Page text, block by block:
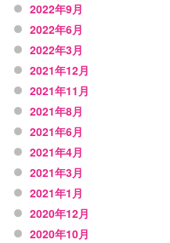
2022年9月
2022年6月
2022年3月
2021年12月
2021年11月
2021年8月
2021年6月
2021年4月
2021年3月
2021年1月
2020年12月
2020年10月